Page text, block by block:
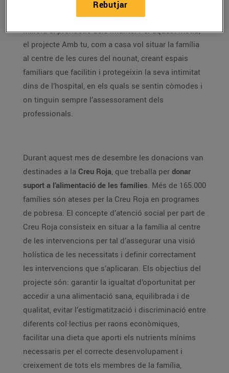
rebudes. S’ha demostrat que la incorporació dels
millora el pronòstic dels infants. Per aquest motiu,
el projecte Amb tu, com a casa vol situar la família
al centre de les cures del nounat, creant espais
familiars que facilitin i protegeixin la seva intimitat
dins de l’hospital, en els quals se sentin còmodes i
on tinguin sempre l’assessorament dels
professionals.
Durant aquest mes de desembre les donacions van
destinades a la Creu Roja, que treballa per donar
suport a l’alimentació de les famílies. Més de 165.000
famílies són ateses per la Creu Roja en programes
de pobresa. El concepte d’atenció social per part de
Creu Roja consisteix en situar a la família al centre
de les intervencions per tal d’assegurar una visió
holística de les necessitats i definir correctament
les intervencions que s’aplicaran. Els objectius del
projecte són: garantir la igualtat d’oportunitat per
accedir a una alimentació sana, equilibrada i de
qualitat, evitar l’estigmatització i discriminació entre
diferents col·lectius per raons econòmiques,
facilitar una dieta que aporti els nutrients mínims
necessaris per el correcte desenvolupament i
creixement de tots els membres de la família,
Rebutjar